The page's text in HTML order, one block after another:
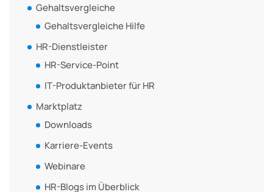
Gehaltsvergleiche
Gehaltsvergleiche Hilfe
HR-Dienstleister
HR-Service-Point
IT-Produktanbieter für HR
Marktplatz
Downloads
Karriere-Events
Webinare
HR-Blogs im Überblick